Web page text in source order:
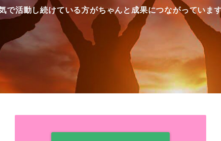
で活動し続けている方がちゃんと成果につながっていま